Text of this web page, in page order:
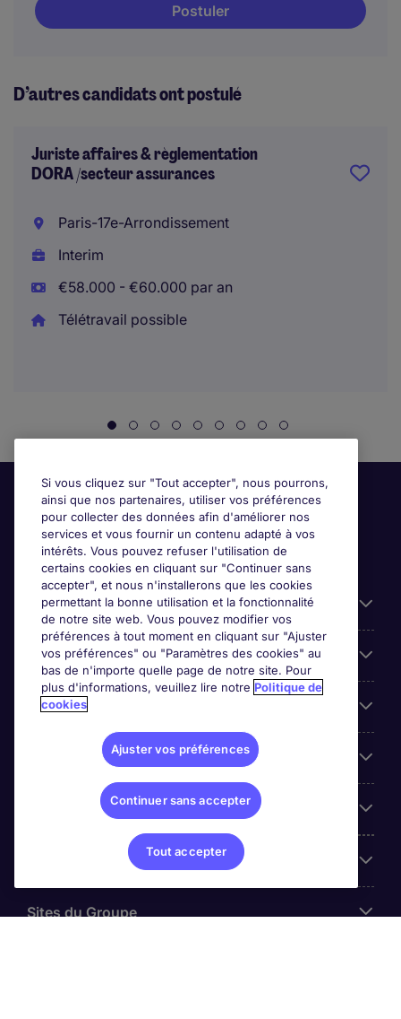
Postuler
D’autres candidats ont postulé
Juriste affaires & règlementation
DORA /secteur assurances
Paris-17e-Arrondissement
Interim
€58.000 - €60.000 par an
Télétravail possible
Candidats
Entreprises
Contact
Les avis Google
Nos offres d'emploi
Sites du Groupe
Si vous cliquez sur "Tout accepter", nous pourrons,
ainsi que nos partenaires, utiliser vos préférences
pour collecter des données afin d'améliorer nos
services et vous fournir un contenu adapté à vos
intérêts. Vous pouvez refuser l'utilisation de
certains cookies en cliquant sur "Continuer sans
accepter", et nous n'installerons que les cookies
permettant la bonne utilisation et la fonctionnalité
de notre site web. Vous pouvez modifier vos
préférences à tout moment en cliquant sur "Ajuster
vos préférences" ou "Paramètres des cookies" au
bas de n'importe quelle page de notre site. Pour
plus d'informations, veuillez lire notre Politique de
cookies
Ajuster vos préférences
Continuer sans accepter
Tout accepter